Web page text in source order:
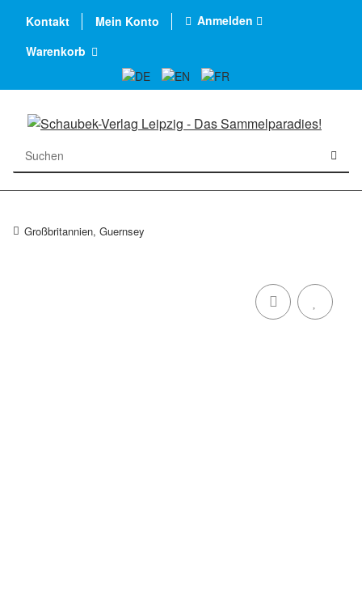
Kontakt Mein Konto
Anmelden
Warenkorb
Großbritannien, Guernsey